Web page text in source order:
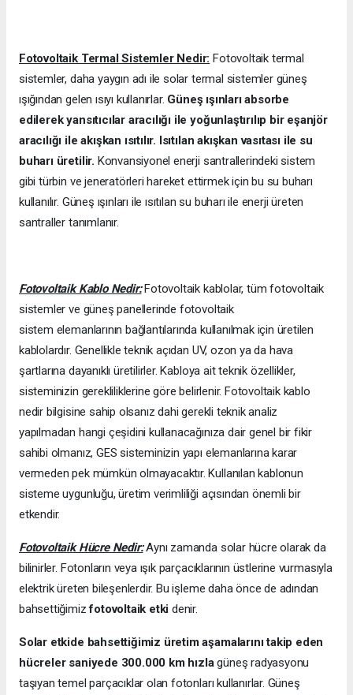
Fotovoltaik Termal Sistemler Nedir: Fotovoltaik termal
sistemler, daha yaygın adı ile solar termal sistemler güneş
ışığından gelen ısıyı kullanırlar. Güneş ışınları absorbe
edilerek yansıtıcılar aracılığı ile yoğunlaştırılıp bir eşanjör
aracılığı ile akışkan ısıtılır. Isıtılan akışkan vasıtası ile su
buharı üretilir. Konvansiyonel enerji santrallerindeki sistem
gibi türbin ve jeneratörleri hareket ettirmek için bu su buharı
kullanılır. Güneş ışınları ile ısıtılan su buharı ile enerji üreten
santraller tanımlanır.
Fotovoltaik Kablo Nedir:Fotovoltaik kablolar, tüm fotovoltaik
sistemler ve güneş panellerinde fotovoltaik
sistem elemanlarının bağlantılarında kullanılmak için üretilen
kablolardır. Genellikle teknik açıdan UV, ozon ya da hava
şartlarına dayanıklı üretilirler. Kabloya ait teknik özellikler,
sisteminizin gerekliliklerine göre belirlenir. Fotovoltaik kablo
nedir bilgisine sahip olsanız dahi gerekli teknik analiz
yapılmadan hangi çeşidini kullanacağınıza dair genel bir fikir
sahibi olmanız, GES sisteminizin yapı elemanlarına karar
vermeden pek mümkün olmayacaktır. Kullanılan kablonun
sisteme uygunluğu, üretim verimliliği açısından önemli bir
etkendir.
Fotovoltaik Hücre Nedir:Aynı zamanda solar hücre olarak da
bilinirler. Fotonların veya ışık parçacıklarının üstlerine vurmasıyla
elektrik üreten bileşenlerdir. Bu işleme daha önce de adından
bahsettiğimizfotovoltaik etkidenir.
Solar etkide bahsettiğimiz üretim aşamalarını takip eden
hücreler saniyede 300.000 km hızlagüneş radyasyonu
taşıyan temel parçacıklar olan fotonları kullanırlar. Güneş